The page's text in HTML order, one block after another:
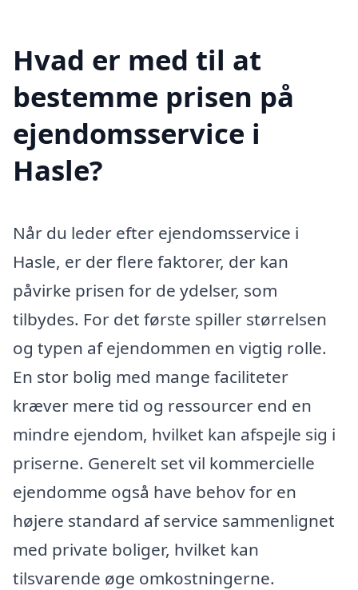
Hvad er med til at
bestemme prisen på
ejendomsservice i
Hasle?
Når du leder efter ejendomsservice i
Hasle, er der flere faktorer, der kan
påvirke prisen for de ydelser, som
tilbydes. For det første spiller størrelsen
og typen af ejendommen en vigtig rolle.
En stor bolig med mange faciliteter
kræver mere tid og ressourcer end en
mindre ejendom, hvilket kan afspejle sig i
priserne. Generelt set vil kommercielle
ejendomme også have behov for en
højere standard af service sammenlignet
med private boliger, hvilket kan
tilsvarende øge omkostningerne.